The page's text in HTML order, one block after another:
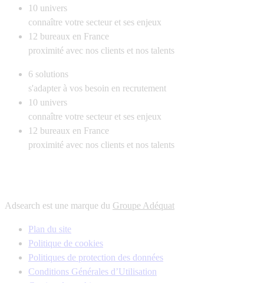
10 univers
connaître votre secteur et ses enjeux
12 bureaux en France
proximité avec nos clients et nos talents
6 solutions
s'adapter à vos besoin en recrutement
10 univers
connaître votre secteur et ses enjeux
12 bureaux en France
proximité avec nos clients et nos talents
Adsearch est une marque du Groupe Adéquat
Plan du site
Politique de cookies
Politiques de protection des données
Conditions Générales d’Utilisation